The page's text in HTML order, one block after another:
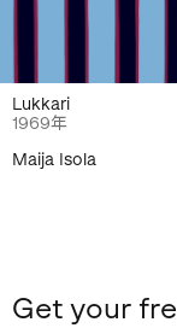
Lukkari
1969年
Maija Isola
Get your